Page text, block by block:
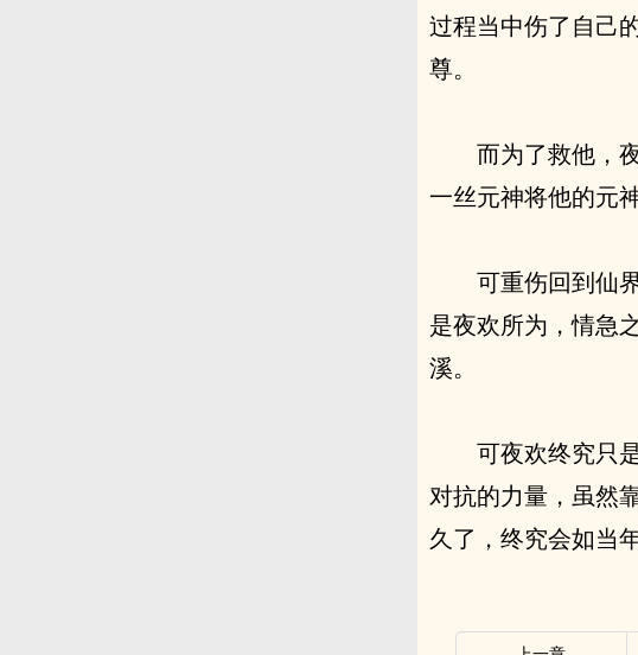
过程当中伤了自己
尊。
而为了救他，
一丝元神将他的元
可重伤回到仙
是夜欢所为，情急
溪。
可夜欢终究只
对抗的力量，虽然
久了，终究会如当